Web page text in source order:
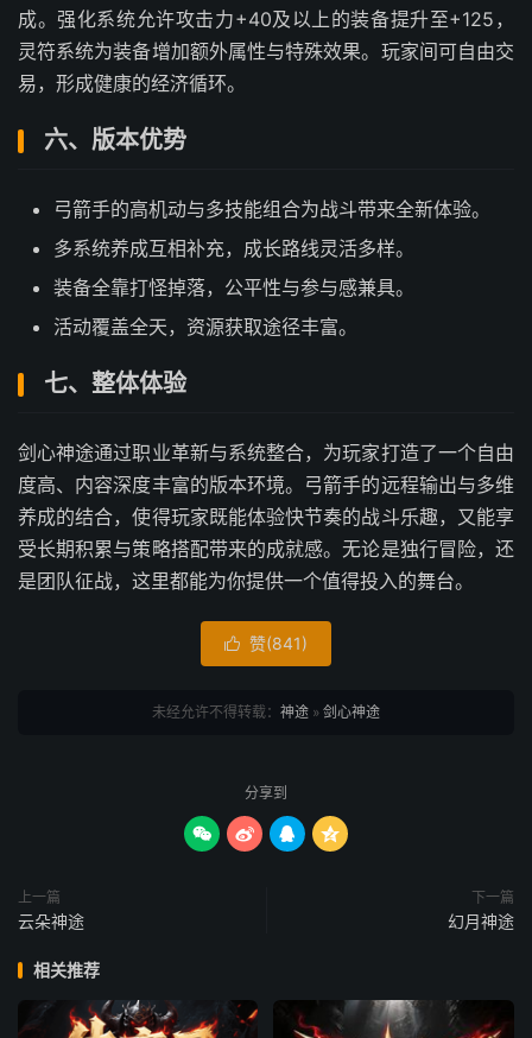
成。强化系统允许攻击力+40及以上的装备提升至+125，
灵符系统为装备增加额外属性与特殊效果。玩家间可自由交
易，形成健康的经济循环。
六、版本优势
弓箭手的高机动与多技能组合为战斗带来全新体验。
多系统养成互相补充，成长路线灵活多样。
装备全靠打怪掉落，公平性与参与感兼具。
活动覆盖全天，资源获取途径丰富。
七、整体体验
剑心神途通过职业革新与系统整合，为玩家打造了一个自由
度高、内容深度丰富的版本环境。弓箭手的远程输出与多维
养成的结合，使得玩家既能体验快节奏的战斗乐趣，又能享
受长期积累与策略搭配带来的成就感。无论是独行冒险，还
是团队征战，这里都能为你提供一个值得投入的舞台。
 赞(841)
未经允许不得转载： 神途 » 剑心神途
分享到
   
上一篇
云朵神途
下一篇
幻月神途
相关推荐